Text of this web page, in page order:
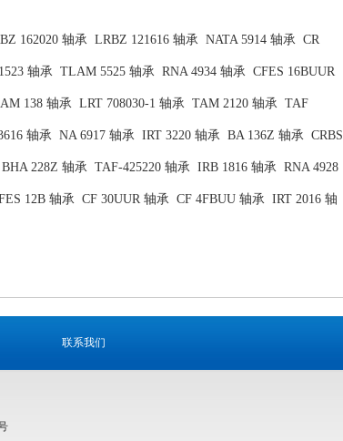
162020 轴承 LRBZ 121616 轴承 NATA 5914 轴承 CR
轴承 TLAM 5525 轴承 RNA 4934 轴承 CFES 16BUUR
138 轴承 LRT 708030-1 轴承 TAM 2120 轴承 TAF
轴承 NA 6917 轴承 IRT 3220 轴承 BA 136Z 轴承 CRBS
BHA 228Z 轴承 TAF-425220 轴承 IRB 1816 轴承 RNA 4928
12B 轴承 CF 30UUR 轴承 CF 4FBUU 轴承 IRT 2016 轴
联系我们